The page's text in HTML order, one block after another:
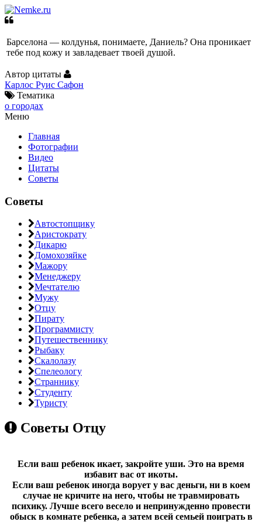
Барселона — колдунья, понимаете, Даниель? Она проникает
тебе под кожу и завладевает твоей душой.
Автор цитаты
Карлос Руис Сафон
Тематика
о городах
Меню
Главная
Фотографии
Видео
Цитаты
Советы
Советы
Автостопщику
Аристократу
Дикарю
Домохозяйке
Мажору
Менеджеру
Мечтателю
Мужу
Отцу
Пирату
Программисту
Путешественнику
Рыбаку
Скалолазу
Спелеологу
Страннику
Студенту
Туристу
Советы Отцу
Если ваш ребенок икает, закройте уши. Это на время
избавит вас от икоты.
Если ваш ребенок иногда ворует у вас деньги, ни в коем
случае не кричите на него, чтобы не травмировать
психику. Лучше всего весело и непринужденно провести
обыск в комнате ребенка, а затем всей семьей поиграть в